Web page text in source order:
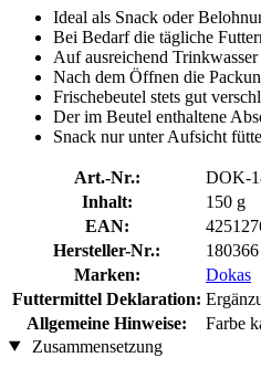
Ideal als Snack oder
Bei Bedarf die tägliche
Auf ausreichend Trinkwasser
Nach dem Öffnen die
Frischebeutel stets gut
Der im Beutel enthaltene
Snack nur unter Aufsicht
Art.-Nr.:
DOK-
Inhalt:
150 g
EAN:
Hersteller-Nr.:
180366
Marken:
Dokas
Futtermittel Deklaration:
Allgemeine Hinweise:
Farbe
Zusammensetzung